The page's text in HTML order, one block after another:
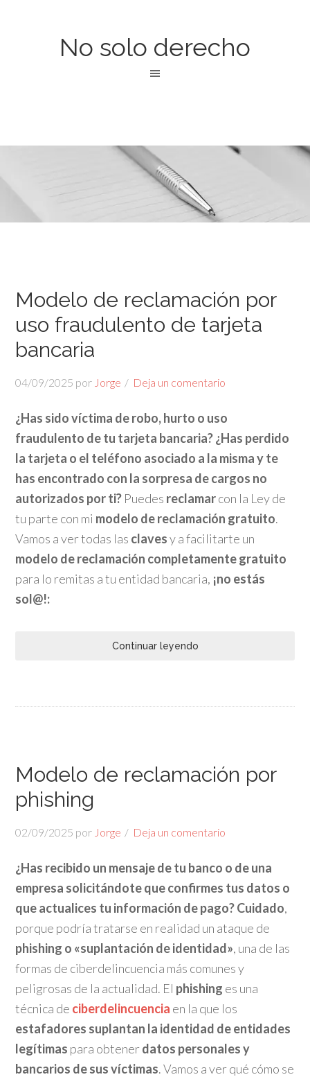
No solo derecho
Modelo de reclamación por
uso fraudulento de tarjeta
bancaria
04/09/2025 por Jorge Deja un comentario
¿Has sido víctima de robo, hurto o uso
fraudulento de tu tarjeta bancaria?¿Has perdido
la tarjeta o el teléfono asociado a la misma y te
has encontrado con la sorpresa de cargos no
autorizados por ti? Puedes reclamarcon la Ley de
tu parte con mi modelo de reclamación gratuito.
Vamos a ver todas las clavesy a facilitarte un
modelo de reclamación completamente gratuito
para lo remitas a tu entidad bancaria, ¡no estás
sol@!:
Continuar leyendo
Modelo de reclamación por
phishing
02/09/2025 por Jorge Deja un comentario
¿Has recibido un mensaje de tu banco o de una
empresa solicitándote que confirmes tus datos o
que actualices tu información de pago? Cuidado,
porque podría tratarse en realidad un ataque de
phishing o «suplantación de identidad», una de las
formas de ciberdelincuencia más comunes y
peligrosas de la actualidad. El phishing es una
técnica de ciberdelincuencia en la que los
estafadores suplantan la identidad de entidades
legítimas para obtenerdatos personales y
bancarios de sus víctimas. Vamos a ver qué cómo se